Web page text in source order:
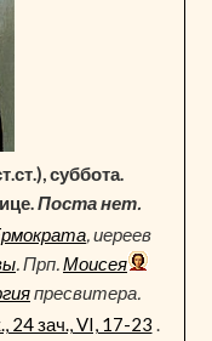
суббота.
Поста нет.
, иереев
. Прп.Моисея
пресвитера.
24 зач., VI, 17-23 .